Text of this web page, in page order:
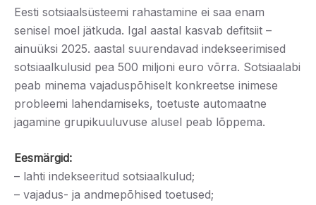
Eesti sotsiaalsüsteemi rahastamine ei saa enam
senisel moel jätkuda. Igal aastal kasvab defitsiit –
ainuüksi 2025. aastal suurendavad indekseerimised
sotsiaalkulusid pea 500 miljoni euro võrra. Sotsiaalabi
peab minema vajaduspõhiselt konkreetse inimese
probleemi lahendamiseks, toetuste automaatne
jagamine grupikuuluvuse alusel peab lõppema.
Eesmärgid:
– lahti indekseeritud sotsiaalkulud;
– vajadus- ja andmepõhised toetused;